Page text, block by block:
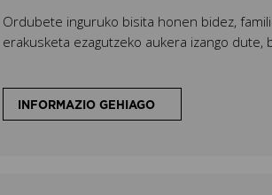
Ordubete inguruko bisita honen bidez,
erakusketa ezagutzeko aukera izango dute,
INFORMAZIO GEHIAGO